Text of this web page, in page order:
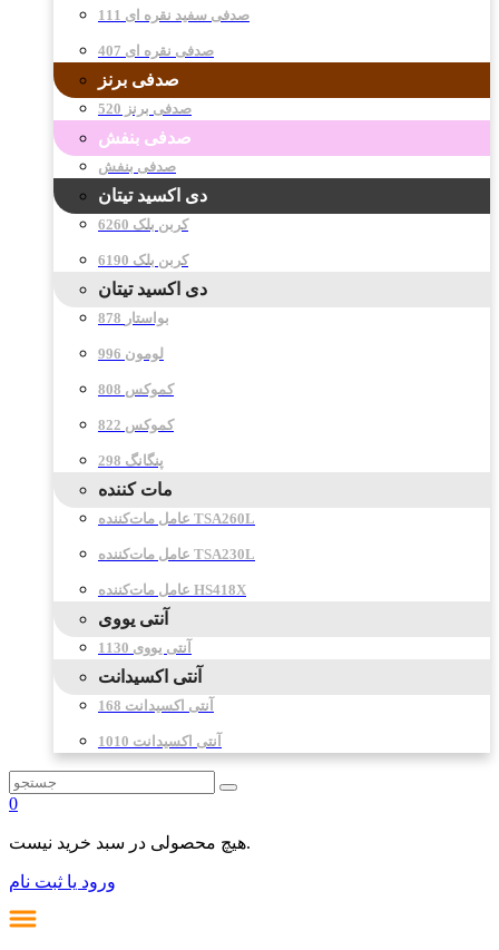
صدفی سفید نقره ای 111
صدفی نقره ای 407
صدفی برنز
صدفی برنز 520
صدفی بنفش
صدفی بنفش
دی اکسید تیتان
کربن بلک 6260
کربن بلک 6190
دی اکسید تیتان
878 بواستار
996 لومون
808 کموکس
822 کموکس
298 پنگانگ
مات کننده
عامل مات‌کننده TSA260L
عامل مات‌کننده TSA230L
عامل مات‌کننده HS418X
آنتی یووی
آنتی یووی 1130
آنتی اکسیدانت
آنتی اکسیدانت 168
آنتی اکسیدانت 1010
0
هیچ محصولی در سبد خرید نیست.
ورود یا ثبت نام